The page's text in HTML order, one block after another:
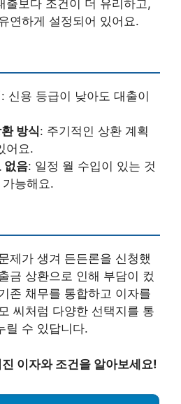
출보다 조건이 더 유리하고,
연하게 설정되어 있어요.
: 신용 등급이 낮아도 대출이
방식: 주기적인 상환 계획
어요.
없음: 일정 월 수입이 있는 것
능해요.
제가 생겨 든든론을 신청했
금 상환으로 인해 부담이 컸
존 채무를 통합하고 이자를
씨처럼 다양한 선택지를 통
릴 수 있답니다.
이자와 조건을 알아보세요!